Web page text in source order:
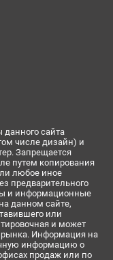
данного сайта
числе дизайн) и
Запрещается
путем копирования
любое иное
предварительного
и информационные
данном сайте,
или
и может
рынка. Информация на
информацию о
продаж или по